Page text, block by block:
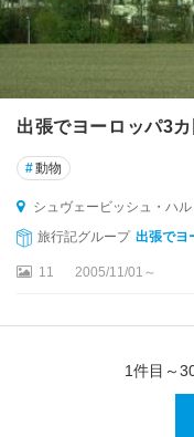
ロ
ハ
ー
バ
出張でヨーロッパ3
#動物
シュヴェービッシュ・ハル
旅行記グループ 出張でヨ
11 2005/11/01～
1件目～